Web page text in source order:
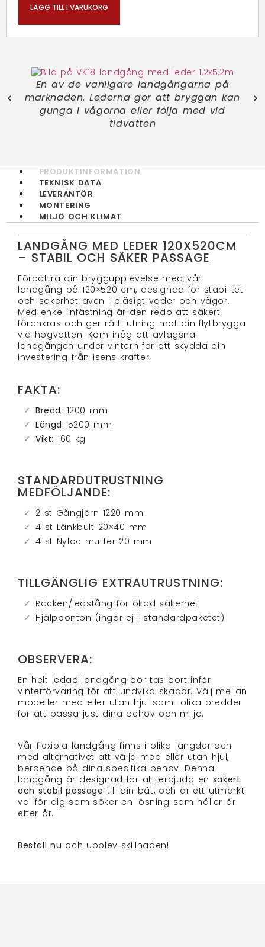
LÄGG TILL I VARUKORG
En av de vanligare landgångarna på
marknaden. Lederna gör att bryggan kan
gunga i vågorna eller följa med vid
tidvatten
PRODUKTINFORMATION
TEKNISK DATA
LEVERANTÖR
MONTERING
MILJÖ OCH KLIMAT
LANDGÅNG MED LEDER 120X520CM
– STABIL OCH SÄKER PASSAGE
Förbättra din bryggupplevelse med vår
landgång på 120×520 cm, designad för stabilitet
och säkerhet även i blåsigt väder och vågor.
Med enkel infästning är den redo att säkert
förankras och ger rätt lutning mot din flytbrygga
vid högvatten. Kom ihåg att avlägsna
landgången under vintern för att skydda din
investering från isens krafter.
FAKTA:
Bredd: 1200 mm
Längd: 5200 mm
Vikt: 160 kg
STANDARDUTRUSTNING
MEDFÖLJANDE:
2 st Gångjärn 1220 mm
4 st Länkbult 20×40 mm
4 st Nyloc mutter 20 mm
TILLGÄNGLIG EXTRAUTRUSTNING:
Räcken/ledstång för ökad säkerhet
Hjälpponton (ingår ej i standardpaketet)
OBSERVERA:
En helt ledad landgång bör tas bort inför
vinterförvaring för att undvika skador. Välj mellan
modeller med eller utan hjul samt olika bredder
för att passa just dina behov och miljö.
Vår flexibla landgång finns i olika längder och
med alternativet att välja med eller utan hjul,
beroende på dina specifika behov. Denna
landgång är designad för att erbjuda en säkert
och stabil passage till din båt, och är ett utmärkt
val för dig som söker en lösning som håller år
efter år.
Beställ nu och upplev skillnaden!